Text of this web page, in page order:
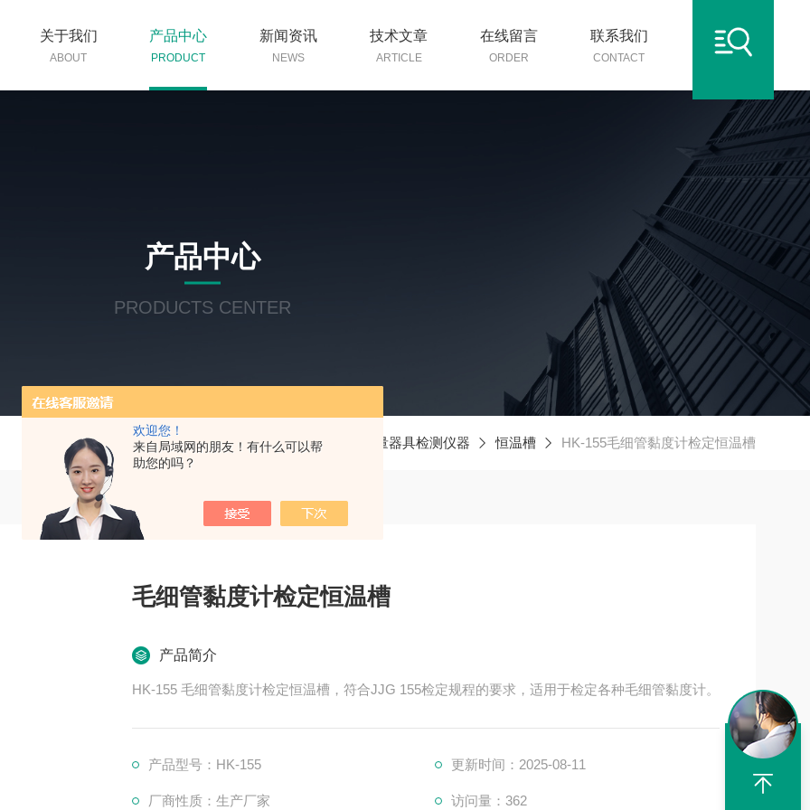
欢迎您！
来自局域网的朋友！有什么可以帮
助您的吗？
关于我们
ABOUT
产品中心
PRODUCT
新闻资讯
NEWS
技术文章
ARTICLE
在线留言
ORDER
联系我们
CONTACT
产品中心
PRODUCTS CENTER
当前位置：首页 产品中心 计量器具检测仪器 恒温槽 HK-155毛细管黏度计检定恒温槽
毛细管黏度计检定恒温槽
产品简介
HK-155 毛细管黏度计检定恒温槽，符合JJG 155检定规程的要求，适用于检定各种毛细管黏度计。
产品型号：HK-155 更新时间：2025-08-11
厂商性质：生产厂家 访问量：362